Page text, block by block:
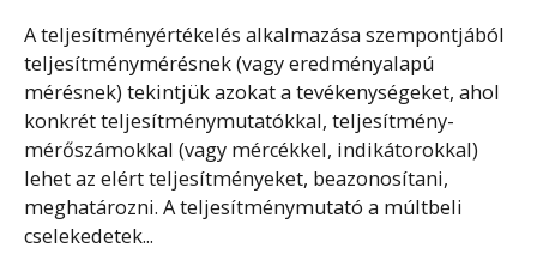
A teljesítményértékelés alkalmazása szempontjából
teljesítménymérésnek (vagy eredményalapú
mérésnek) tekintjük azokat a tevékenységeket, ahol
konkrét teljesítménymutatókkal, teljesítmény-
mérőszámokkal (vagy mércékkel, indikátorokkal)
lehet az elért teljesítményeket, beazonosítani,
meghatározni. A teljesítménymutató a múltbeli
cselekedetek...